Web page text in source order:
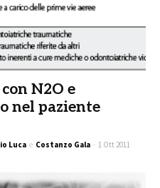
N2O e
nel paziente
Luca e Costanzo Gala - 1 Ott 2011